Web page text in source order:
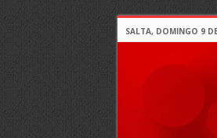
SALTA, DOMINGO 9